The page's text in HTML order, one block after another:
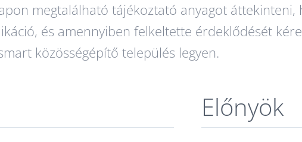
megtalálható tájékoztató anyagot
és amennyiben felkeltette érdeklődését
közösségépítő település legyen.
Előnyök